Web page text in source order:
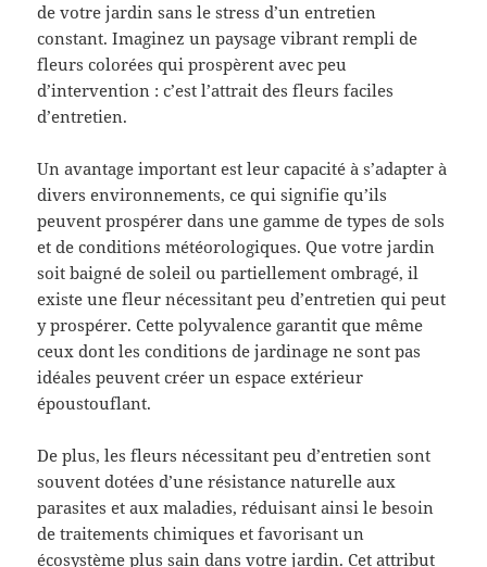
de votre jardin sans le stress d’un entretien
constant. Imaginez un paysage vibrant rempli de
fleurs colorées qui prospèrent avec peu
d’intervention : c’est l’attrait des fleurs faciles
d’entretien.
Un avantage important est leur capacité à s’adapter à
divers environnements, ce qui signifie qu’ils
peuvent prospérer dans une gamme de types de sols
et de conditions météorologiques. Que votre jardin
soit baigné de soleil ou partiellement ombragé, il
existe une fleur nécessitant peu d’entretien qui peut
y prospérer. Cette polyvalence garantit que même
ceux dont les conditions de jardinage ne sont pas
idéales peuvent créer un espace extérieur
époustouflant.
De plus, les fleurs nécessitant peu d’entretien sont
souvent dotées d’une résistance naturelle aux
parasites et aux maladies, réduisant ainsi le besoin
de traitements chimiques et favorisant un
écosystème plus sain dans votre jardin. Cet attribut